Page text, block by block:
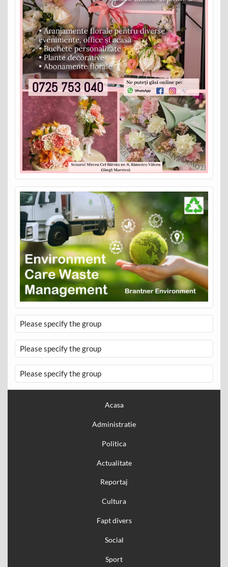
Please specify the group
Please specify the group
Please specify the group
Acasa
Administratie
Politica
Actualitate
Reportaj
Cultura
Fapt divers
Social
Sport